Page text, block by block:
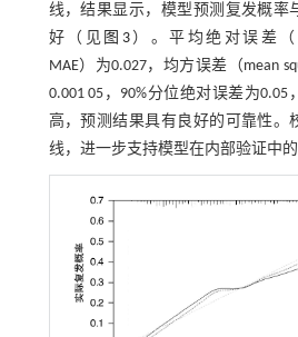
线，结果显示，模型预测复发概率
好（见 图3）。平均绝对误差（
MAE）为0.027，均方误差（mean
0.001 05，90%分位绝对误差为
高，预测结果具有良好的可靠性。
线，进一步支持模型在内部验证中的